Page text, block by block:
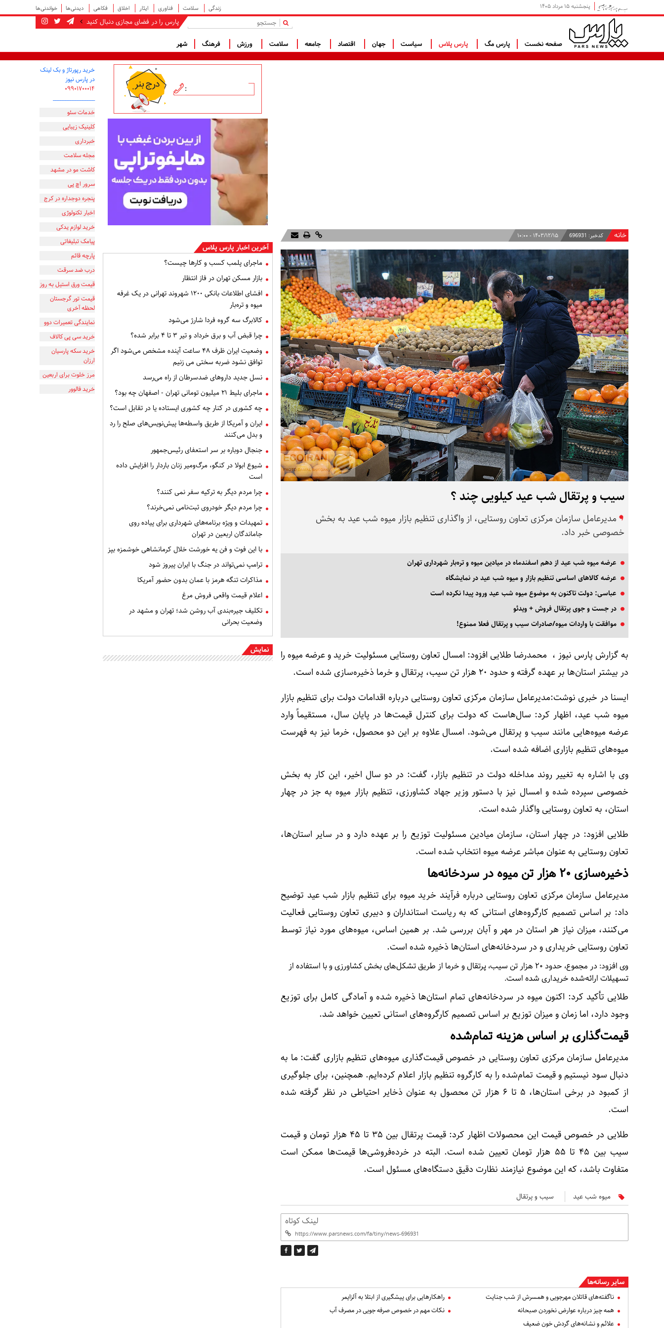
پنجشنبه ۱۵ مرداد ۱۴۰۵ زندگی سلامت فناوری ایثار اخلاق فکاهی دیدنی‌ها خواندنی‌ها
پارس را در فضای مجازی دنبال کنید |
صفحه نخست پارس مگ پارس پلاس سیاست جهان اقتصاد جامعه سلامت ورزش فرهنگ شهر
خانه کدخبر: 696931 ۱۴۰۳/۱۲/۱۵ - ۱۰:۰۰
سیب و پرتقال شب عید کیلویی چند ؟
مدیرعامل سازمان مرکزی تعاون روستایی، از واگذاری تنظیم بازار میوه شب عید به بخش
خصوصی خبر داد.
عرضه میوه شب عید از دهم اسفندماه در میادین میوه و تره‌بار شهرداری تهران
عرضه کالاهای اساسی تنظیم بازار و میوه شب عید در نمایشگاه
عباسی: دولت تاکنون به موضوع میوه شب عید ورود پیدا نکرده است
در جست و جوی پرتقال فروش + ویدئو
موافقت با واردات میوه/صادرات سیب و پرتقال فعلا ممنوع!
به گزارش پارس نیوز ، محمدرضا طلایی افزود: امسال تعاون روستایی مسئولیت خرید و عرضه میوه را
در بیشتر استان‌ها بر عهده گرفته و حدود ۲۰ هزار تن سیب، پرتقال و خرما ذخیره‌سازی شده است.
ایسنا در خبری نوشت:مدیرعامل سازمان مرکزی تعاون روستایی درباره اقدامات دولت برای تنظیم بازار
میوه شب عید، اظهار کرد: سال‌هاست که دولت برای کنترل قیمت‌ها در پایان سال، مستقیماً وارد
عرضه میوه‌هایی مانند سیب و پرتقال می‌شود. امسال علاوه بر این دو محصول، خرما نیز به فهرست
میوه‌های تنظیم بازاری اضافه شده است.
وی با اشاره به تغییر روند مداخله دولت در تنظیم بازار، گفت: در دو سال اخیر، این کار به بخش
خصوصی سپرده شده و امسال نیز با دستور وزیر جهاد کشاورزی، تنظیم بازار میوه به جز در چهار
استان، به تعاون روستایی واگذار شده است.
طلایی افزود: در چهار استان، سازمان میادین مسئولیت توزیع را بر عهده دارد و در سایر استان‌ها،
تعاون روستایی به عنوان مباشر عرضه میوه انتخاب شده است.
ذخیره‌سازی ۲۰ هزار تن میوه در سردخانه‌ها
مدیرعامل سازمان مرکزی تعاون روستایی درباره فرآیند خرید میوه برای تنظیم بازار شب عید توضیح
داد: بر اساس تصمیم کارگروه‌های استانی که به ریاست استانداران و دبیری تعاون روستایی فعالیت
می‌کنند، میزان نیاز هر استان در مهر و آبان بررسی شد. بر همین اساس، میوه‌های مورد نیاز توسط
تعاون روستایی خریداری و در سردخانه‌های استان‌ها ذخیره شده است.
وی افزود: در مجموع، حدود ۲۰ هزار تن سیب، پرتقال و خرما از طریق تشکل‌های بخش کشاورزی و با استفاده از
تسهیلات ارائه‌شده خریداری شده است.
طلایی تأکید کرد: اکنون میوه در سردخانه‌های تمام استان‌ها ذخیره شده و آمادگی کامل برای توزیع
وجود دارد، اما زمان و میزان توزیع بر اساس تصمیم کارگروه‌های استانی تعیین خواهد شد.
قیمت‌گذاری بر اساس هزینه تمام‌شده
مدیرعامل سازمان مرکزی تعاون روستایی در خصوص قیمت‌گذاری میوه‌های تنظیم بازاری گفت: ما به
دنبال سود نیستیم و قیمت تمام‌شده را به کارگروه تنظیم بازار اعلام کرده‌ایم. همچنین، برای جلوگیری
از کمبود در برخی استان‌ها، ۵ تا ۶ هزار تن محصول به عنوان ذخایر احتیاطی در نظر گرفته شده
است.
طلایی در خصوص قیمت این محصولات اظهار کرد: قیمت پرتقال بین ۳۵ تا ۴۵ هزار تومان و قیمت
سیب بین ۴۵ تا ۵۵ هزار تومان تعیین شده است. البته در خرده‌فروشی‌ها قیمت‌ها ممکن است
متفاوت باشد، که این موضوع نیازمند نظارت دقیق دستگاه‌های مسئول است.
میوه شب عید سیب و پرتقال
لینک کوتاه
سایر رسانه‌ها
ناگفته‌های قاتلان مهرجویی و همسرش از شب جنایت
راهکارهایی برای پیشگیری از ابتلا به آلزایمر
همه چیز درباره عوارض نخوردن صبحانه
نکات مهم در خصوص صرفه جویی در مصرف آب
علائم و نشانه‌های گردش خون ضعیف
آخرین اخبار پارس پلاس
ماجرای پلمب کسب و کارها چیست؟
بازار مسکن تهران در فاز انتظار
افشای اطلاعات بانکی ۱۲۰۰ شهروند تهرانی در یک غرفه
میوه و تره‌بار
کالابرگ سه گروه فردا شارژ می‌شود
چرا قبض آب و برق خرداد و تیر ۳ تا ۴ برابر شده؟
وضعیت ایران ظرف ۴۸ ساعت آینده مشخص می‌شود اگر
توافق نشود ضربه سختی می زنیم
نسل جدید داروهای ضدسرطان از راه می‌رسد
ماجرای بلیط ۲۱ میلیون تومانی تهران - اصفهان چه بود؟
چه کشوری در کنار چه کشوری ایستاده یا در تقابل است؟
ایران و آمریکا از طریق واسطه‌ها پیش‌نویس‌های صلح را رد
و بدل می‌کنند
جنجال دوباره بر سر استعفای رئیس‌جمهور
شیوع ابولا در کنگو، مرگ‌ومیر زنان باردار را افزایش داده
است
چرا مردم دیگر به ترکیه سفر نمی کنند؟
چرا مردم دیگر خودروی ثبت‌نامی نمی‌خرند؟
تمهیدات و ویژه برنامه‌های شهرداری برای پیاده روی
جاماندگان اربعین در تهران
با این فوت و فن یه خورشت خلال کرمانشاهی خوشمزه بپز
ترامپ نمی‌تواند در جنگ با ایران پیروز شود
مذاکرات تنگه هرمز با عمان بدون حضور آمریکا
اعلام قیمت واقعی فروش مرغ
تکلیف جیره‌بندی آب روشن شد؛ تهران و مشهد در
وضعیت بحرانی
نمایش
خرید رپورتاژ و بک لینک
در پارس نیوز
۰۹۹۰۱۷۰۰۰۱۴
_________________
خدمات سئو
کلینیک زیبایی
خبرداری
مجله سلامت
کاشت مو در مشهد
سرور اچ پی
پنجره دوجداره در کرج
اخبار تکنولوژی
خرید لوازم یدکی
پیامک تبلیغاتی
پارچه قائم
درب ضد سرقت
قیمت ورق استیل به روز
قیمت تور گرجستان
لحظه آخری
نمایندگی تعمیرات دوو
خرید سی پی کالاف
خرید سکه پارسیان
ارزان
مرز خلوت برای اربعین
خرید فالوور